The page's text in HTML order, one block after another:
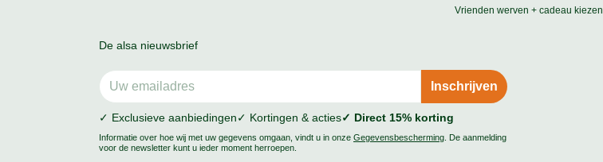
Vrienden werven + cadeau kiezen
De alsa nieuwsbrief
✓ Exclusieve aanbiedingen✓ Kortingen & acties✓ Direct 15% korting
Informatie over hoe wij met uw gegevens omgaan, vindt u in onze Gegevensbescherming . De aanmelding
voor de newsletter kunt u ieder moment herroepen.